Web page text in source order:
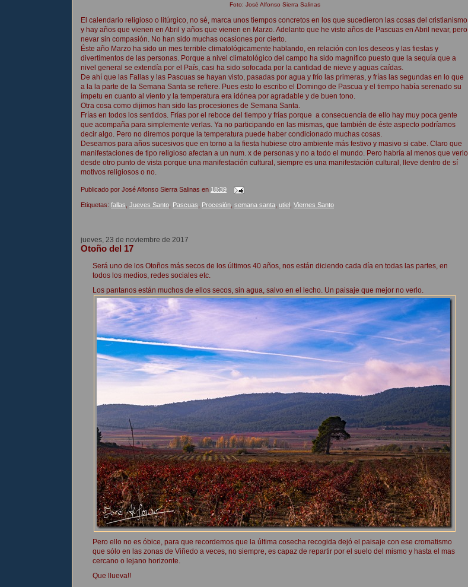
Foto: José Alfonso Sierra Salinas
El calendario religioso o litúrgico, no sé, marca unos tiempos concretos en los que sucedieron las cosas del cristianismo
y hay años que vienen en Abril y años que vienen en Marzo. Adelanto que he visto años de Pascuas en Abril nevar, pero
nevar sin compasión. No han sido muchas ocasiones por cierto.
Éste año Marzo ha sido un mes terrible climatológicamente hablando, en relación con los deseos y las fiestas y
divertimentos de las personas. Porque a nivel climatológico del campo ha sido magnífico puesto que la sequía que a
nivel general se extendía por el País, casi ha sido sofocada por la cantidad de nieve y aguas caídas.
De ahí que las Fallas y las Pascuas se hayan visto, pasadas por agua y frío las primeras, y frías las segundas en lo que
a la la parte de la Semana Santa se refiere. Pues esto lo escribo el Domingo de Pascua y el tiempo había serenado su
ímpetu en cuanto al viento y la temperatura era idónea por agradable y de buen tono.
Otra cosa como dijimos han sido las procesiones de Semana Santa.
Frías en todos los sentidos. Frías por el reboce del tiempo y frías porque a consecuencia de ello hay muy poca gente
que acompaña para simplemente verlas. Ya no participando en las mismas, que también de éste aspecto podríamos
decir algo. Pero no diremos porque la temperatura puede haber condicionado muchas cosas.
Deseamos para años sucesivos que en torno a la fiesta hubiese otro ambiente más festivo y masivo si cabe. Claro que
manifestaciones de tipo religioso afectan a un num. x de personas y no a todo el mundo. Pero habría al menos que verlo
desde otro punto de vista porque una manifestación cultural, siempre es una manifestación cultural, lleve dentro de sí
motivos religiosos o no.
Publicado por José Alfonso Sierra Salinas en 18:39
Etiquetas: fallas Jueves Santo Pascuas Procesión semana santa utiel Viernes Santo
jueves, 23 de noviembre de 2017
Otoño del 17
Será uno de los Otoños más secos de los últimos 40 años, nos están diciendo cada día en todas las partes, en
todos los medios, redes sociales etc.
Los pantanos están muchos de ellos secos, sin agua, salvo en el lecho. Un paisaje que mejor no verlo.
Pero ello no es óbice, para que recordemos que la última cosecha recogida dejó el paisaje con ese cromatismo
que sólo en las zonas de Viñedo a veces, no siempre, es capaz de repartir por el suelo del mismo y hasta el mas
cercano o lejano horizonte.
Que llueva!!